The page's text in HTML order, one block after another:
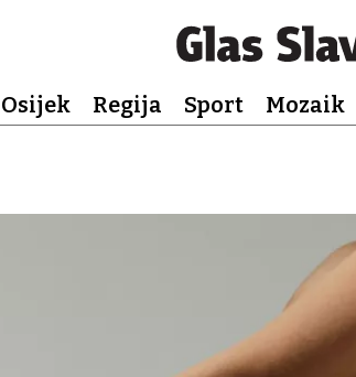
Osijek Regija Sport Mozaik